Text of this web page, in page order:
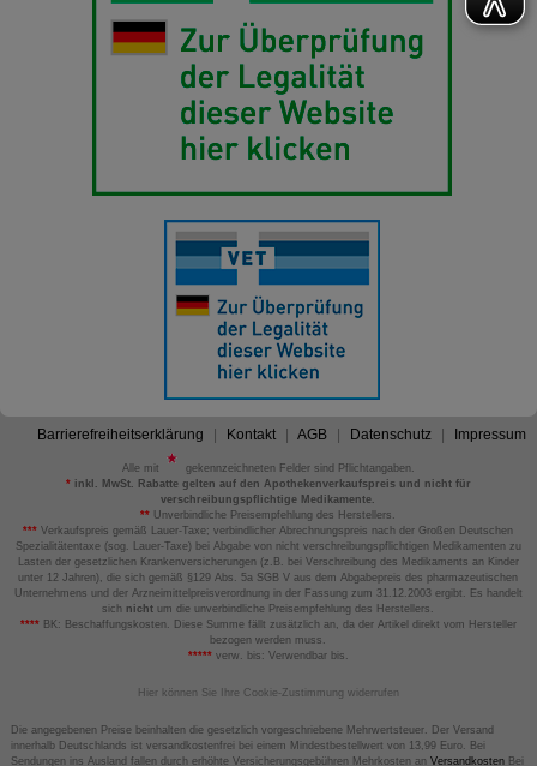
Barrierefreiheitserklärung Kontakt AGB Datenschutz Impressum
Alle mit
gekennzeichneten Felder sind Pflichtangaben.
*inkl. MwSt. Rabatte gelten auf den Apothekenverkaufspreis und nicht für
verschreibungspflichtige Medikamente.
** Unverbindliche Preisempfehlung des Herstellers.
*** Verkaufspreis gemäß Lauer-Taxe; verbindlicher Abrechnungspreis nach der Großen Deutschen
Spezialitätentaxe (sog. Lauer-Taxe) bei Abgabe von nicht verschreibungspflichtigen Medikamenten zu
Lasten der gesetzlichen Krankenversicherungen (z.B. bei Verschreibung des Medikaments an Kinder
unter 12 Jahren), die sich gemäß §129 Abs. 5a SGB V aus dem Abgabepreis des pharmazeutischen
Unternehmens und der Arzneimittelpreisverordnung in der Fassung zum 31.12.2003 ergibt. Es handelt
sich nicht um die unverbindliche Preisempfehlung des Herstellers.
****BK: Beschaffungskosten. Diese Summe fällt zusätzlich an, da der Artikel direkt vom Hersteller
bezogen werden muss.
*****verw. bis: Verwendbar bis.
Hier können Sie Ihre Cookie-Zustimmung widerrufen
Die angegebenen Preise beinhalten die gesetzlich vorgeschriebene Mehrwertsteuer. Der Versand
innerhalb Deutschlands ist versandkostenfrei bei einem Mindestbestellwert von 13,99 Euro. Bei
Sendungen ins Ausland fallen durch erhöhte Versicherungsgebühren Mehrkosten an VersandkostenBei